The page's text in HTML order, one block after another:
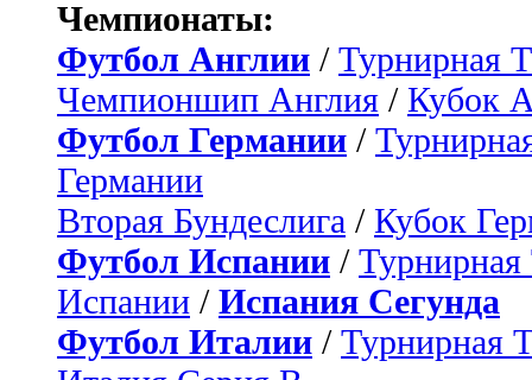
Чемпионаты:
Футбол Англии / Турнирная
Чемпионшип Англия / Кубок
Футбол Германии /
Германии
Вторая Бундеслига / Кубок
Футбол Испании / Турнирная
Испании / Испания Сегунда
Футбол Италии / Турнирная